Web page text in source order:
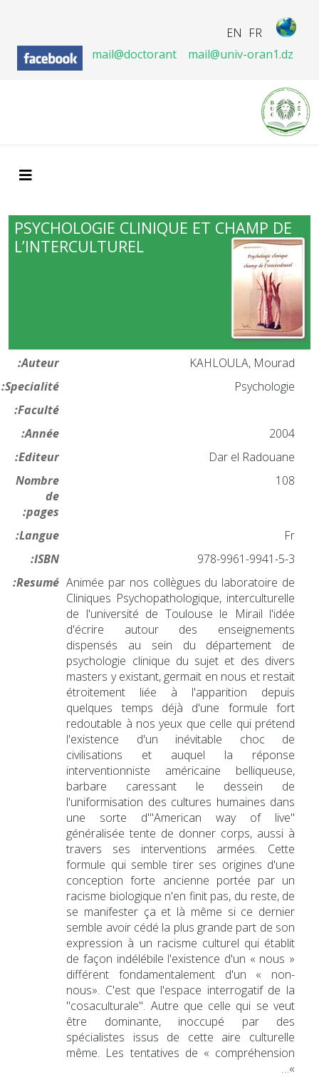
FR
EN
mail@doctorant
mail@univ-oran1.dz
PSYCHOLOGIE CLINIQUE ET CHAMP DE
L’INTERCULTUREL
Auteur:
KAHLOULA, Mourad
Specialité:
Psychologie
Faculté:
Année:
2004
Editeur:
Dar el Radouane
Nombre
de
pages:
108
Langue:
Fr
ISBN:
978-9961-9941-5-3
Resumé: Animée par nos collègues du laboratoire de
Cliniques Psychopathologique, interculturelle
de l'université de Toulouse le Mirail l'idée
d'écrire autour des enseignements
dispensés au sein du département de
psychologie clinique du sujet et des divers
masters y existant, germait en nous et restait
étroitement liée à l'apparition depuis
quelques temps déjà d'une formule fort
redoutable à nos yeux que celle qui prétend
l'existence d'un inévitable choc de
civilisations et auquel la réponse
interventionniste américaine belliqueuse,
barbare caressant le dessein de
l'uniformisation des cultures humaines dans
une sorte d"'American way of live"
généralisée tente de donner corps, aussi à
travers ses interventions armées. Cette
formule qui semble tirer ses origines d'une
conception forte ancienne portée par un
racisme biologique n'en finit pas, du reste, de
se manifester ça et là même si ce dernier
semble avoir cédé la plus grande part de son
expression à un racisme culturel qui établit
de façon indélébile l'existence d'un « nous »
différent fondamentalement d'un « non-
nous». C'est que l'espace interrogatif de la
"cosaculturale". Autre que celle qui se veut
être dominante, inoccupé par des
spécialistes issus de cette aire culturelle
même. Les tentatives de « compréhension
»…